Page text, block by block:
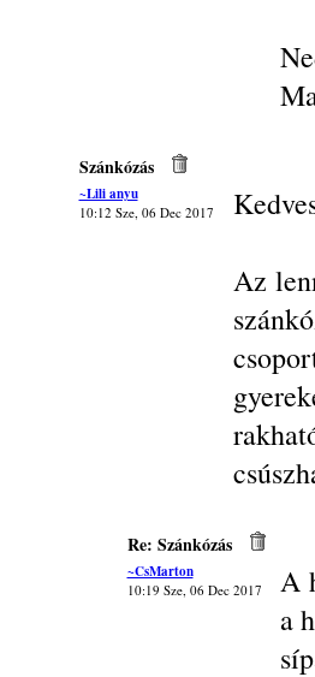
Szánkózás
~Lili anyu
10:12 Sze, 06 Dec 2017
Az
Re: Szánkózás
~CsMarton
10:19 Sze, 06 Dec 2017
A
a